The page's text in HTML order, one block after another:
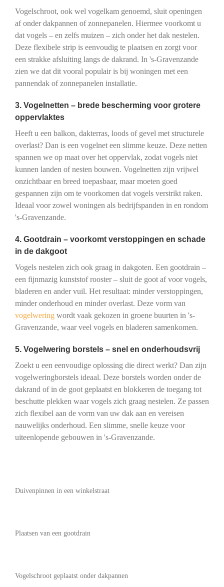
Vogelschroot, ook wel vogelkam genoemd, sluit openingen
af onder dakpannen of zonnepanelen. Hiermee voorkomt u
dat vogels – en zelfs muizen – zich onder het dak nestelen.
Deze flexibele strip is eenvoudig te plaatsen en zorgt voor
een strakke afsluiting langs de dakrand. In 's-Gravenzande
zien we dat dit vooral populair is bij woningen met een
pannendak of zonnepanelen installatie.
3. Vogelnetten – brede bescherming voor grotere
oppervlaktes
Heeft u een balkon, dakterras, loods of gevel met structurele
overlast? Dan is een vogelnet een slimme keuze. Deze netten
spannen we op maat over het oppervlak, zodat vogels niet
kunnen landen of nesten bouwen. Vogelnetten zijn vrijwel
onzichtbaar en breed toepasbaar, maar moeten goed
gespannen zijn om te voorkomen dat vogels verstrikt raken.
Ideaal voor zowel woningen als bedrijfspanden in en rondom
's-Gravenzande.
4. Gootdrain – voorkomt verstoppingen en schade
in de dakgoot
Vogels nestelen zich ook graag in dakgoten. Een gootdrain –
een fijnmazig kunststof rooster – sluit de goot af voor vogels,
bladeren en ander vuil. Het resultaat: minder verstoppingen,
minder onderhoud en minder overlast. Deze vorm van
vogelweringwordt vaak gekozen in groene buurten in 's-
Gravenzande, waar veel vogels en bladeren samenkomen.
5. Vogelwering borstels – snel en onderhoudsvrij
Zoekt u een eenvoudige oplossing die direct werkt? Dan zijn
vogelweringborstels ideaal. Deze borstels worden onder de
dakrand of in de goot geplaatst en blokkeren de toegang tot
beschutte plekken waar vogels zich graag nestelen. Ze passen
zich flexibel aan de vorm van uw dak aan en vereisen
nauwelijks onderhoud. Een slimme, snelle keuze voor
uiteenlopende gebouwen in 's-Gravenzande.
Duivenpinnen in een winkelstraat
Plaatsen van een gootdrain
Vogelschroot geplaatst onder dakpannen